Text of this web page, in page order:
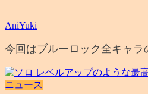
AniYuki
今回はブルーロック全キャラ
ニュース